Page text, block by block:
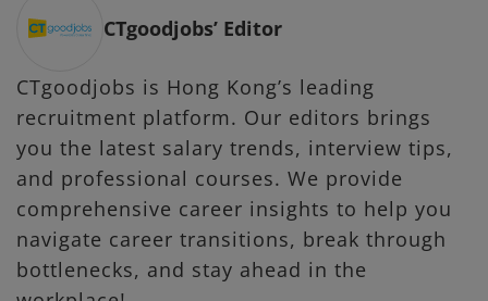
CTgoodjobs’ Editor
CTgoodjobs is Hong Kong’s leading
recruitment platform. Our editors brings
you the latest salary trends, interview tips,
and professional courses. We provide
comprehensive career insights to help you
navigate career transitions, break through
bottlenecks, and stay ahead in the